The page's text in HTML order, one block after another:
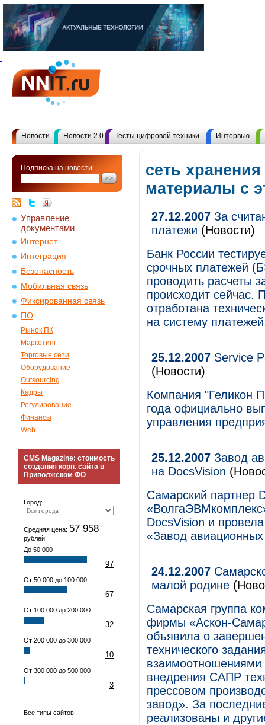
Новости Новости 2.0 Тесты цифровой техники Интервью
Подписка на новости:
Управление
документами
Интернет
Интеграция
Безопасность
Мобильная связь
Фиксированная связь
ПО
Рынок ПК
Маркетинг
Торговые сети
Оборудование
Outsourcing
Кадры
Регулирование
Финансы
Web
CMS Magazine: стоимость
создания корп. сайта в
Приволжском ФО
Город:
Средняя цена: 57 958
рублей
До 50 000
97
От 50 000 до 100 000
67
От 100 000 до 200 000
32
От 200 000 до 300 000
10
От 300 000 до 500 000
3
Все типы сайтов
сеть
материалы с
27.12.2007 За
платежи (Новости)
Банк России
срочных платежей
проводить расчеты
происходит сейчас.
отработана
на систему
25.12.2007 Service
(Новости)
Компания "Геликон
года официально
управления
25.12.2007 Завод
на DocsVision
Самарский партнер
DocsVision и
«Завод
24.12.2007
малой родине
Самарская группа
фирмы «Аскон-
объявила о
технического
внедрения САПР
прессовом
завод». За
реализованы и